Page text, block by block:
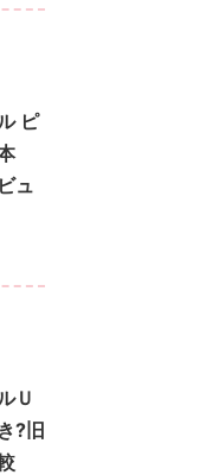
ピ
ュ
Ｕ
?旧